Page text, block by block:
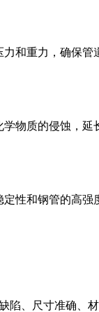
和重力，确保
物质的侵蚀，
性和钢管的高
、尺寸准确、材